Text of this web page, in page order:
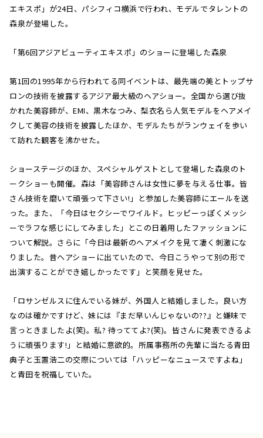
エキスポ」が24日、パシフィコ横浜で行われ、モデルでタレントの
森泉が登場した。
「第6回アジアビューティエキスポ」のショーに登場した森泉
第1回の1995年から行われてる同イベントは、最先端の美とトップサ
ロンの技術を披露するアジア最大級のヘアショー。全国から選び抜
かれた美容師が、EMI、黒木なつみ、梨衣名ら人気モデルをヘアメイ
クして美容の技術を披露したほか、モデルたちがランウェイを歩い
て訪れた観客を沸かせた。
ショーステージのほか、スペシャルゲストとして登場した森泉のト
ークショーも開催。森は「美容師さんは女性に夢を与える仕事。皆
さん技術を磨いて頑張って下さい!」と参加した美容師にエールを送
った。また、「今日はセクシーでワイルド。ヒッピーっぽくメッシ
ーでラフな感じにしてみました」とこの日着用したファッションに
ついて解説。さらに「今日は最新のヘアメイクを見て凄く刺激にな
りました。昔ヘアショーに出ていたので、今日こうやって別の形で
出演することができ嬉しかったです」と笑顔を見せた。
「ロサンゼルスに住んでいる妹が、外国人と結婚しました。良い方
なのは確かですけど、妹には『まだ早いんじゃないの??』と嫌味で
言っときましたよ(笑)。私? 待っててよ?(笑)。皆さんに発表できるよ
うに頑張ります!」と結婚に意欲的。所属事務所の先輩に当たる青田
典子と玉置浩二の交際については「ハッピーなニュースですよね」
と青田を祝福していた。